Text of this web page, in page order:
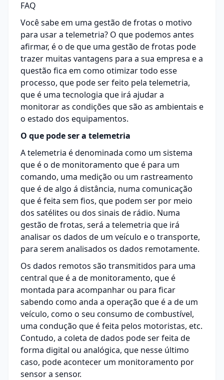
FAQ
Você sabe em uma gestão de frotas o motivo
para usar a telemetria? O que podemos antes
afirmar, é o de que uma gestão de frotas pode
trazer muitas vantagens para a sua empresa e a
questão fica em como otimizar todo esse
processo, que pode ser feito pela telemetria,
que é uma tecnologia que irá ajudar a
monitorar as condições que são as ambientais e
o estado dos equipamentos.
O que pode ser a telemetria
A telemetria é denominada como um sistema
que é o de monitoramento que é para um
comando, uma medição ou um rastreamento
que é de algo á distância, numa comunicação
que é feita sem fios, que podem ser por meio
dos satélites ou dos sinais de rádio. Numa
gestão de frotas, será a telemetria que irá
analisar os dados de um veículo e o transporte,
para serem analisados os dados remotamente.
Os dados remotos são transmitidos para uma
central que é a de monitoramento, que é
montada para acompanhar ou para ficar
sabendo como anda a operação que é a de um
veículo, como o seu consumo de combustível,
uma condução que é feita pelos motoristas, etc.
Contudo, a coleta de dados pode ser feita de
forma digital ou analógica, que nesse último
caso, pode acontecer um monitoramento por
sensor a sensor.